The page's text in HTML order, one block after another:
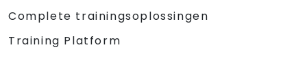
Complete trainingsoplossingen
Training Platform